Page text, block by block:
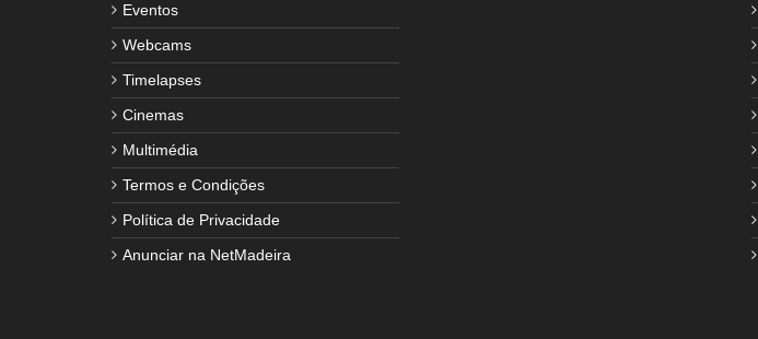
Eventos
Webcams
Timelapses
Cinemas
Multimédia
Termos e Condições
Política de Privacidade
Anunciar na NetMadeira